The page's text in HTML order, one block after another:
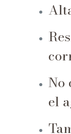
No
el